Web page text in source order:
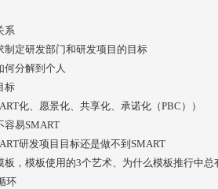
系
制定研发部门和研发项目的目标
何分解到个人
标
化、愿景化、共享化、承诺化（PBC））
容易SMART
研发项目目标还是做不到SMART
板，模板使用的3个艺术、为什么模板推行中总
环